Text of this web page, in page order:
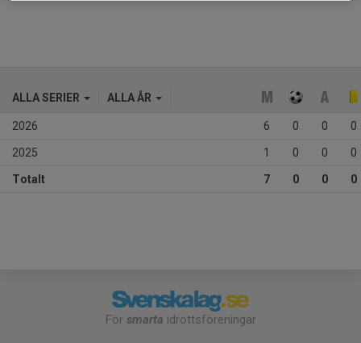
ALLA SERIER ALLA ÅR
2026 6 0 0 0
2025 1 0 0 0
Totalt 7 0 0 0
För smarta idrottsföreningar